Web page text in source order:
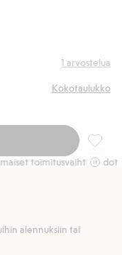
1 arvostelua
Kokotaulukko
toimitusvaihtoehdot
alennuksiin tai